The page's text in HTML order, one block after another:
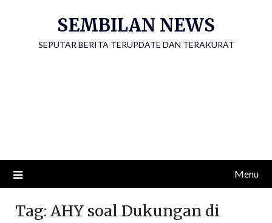
SEMBILAN NEWS
SEPUTAR BERITA TERUPDATE DAN TERAKURAT
Menu
Tag: AHY soal Dukungan di